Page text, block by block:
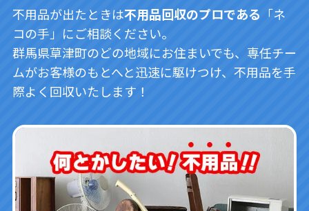
不用品が出たときは不用品回収のプロである 「ネ
コの手」にご相談ください。
群馬県草津町のどの地域にお住まいでも、専任チー
ムがお客様のもとへと迅速に駆けつけ、不用品を手
際よく回収いたします！